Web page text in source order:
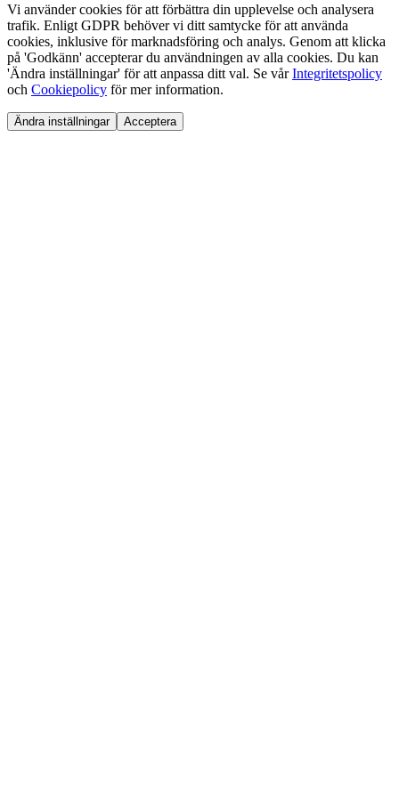
Vi använder cookies för att förbättra din upplevelse och analysera
trafik. Enligt GDPR behöver vi ditt samtycke för att använda
cookies, inklusive för marknadsföring och analys. Genom att klicka
på 'Godkänn' accepterar du användningen av alla cookies. Du kan
'Ändra inställningar' för att anpassa ditt val. Se vårIntegritetspolicy
och Cookiepolicy för mer information.
Ändra inställningar Acceptera